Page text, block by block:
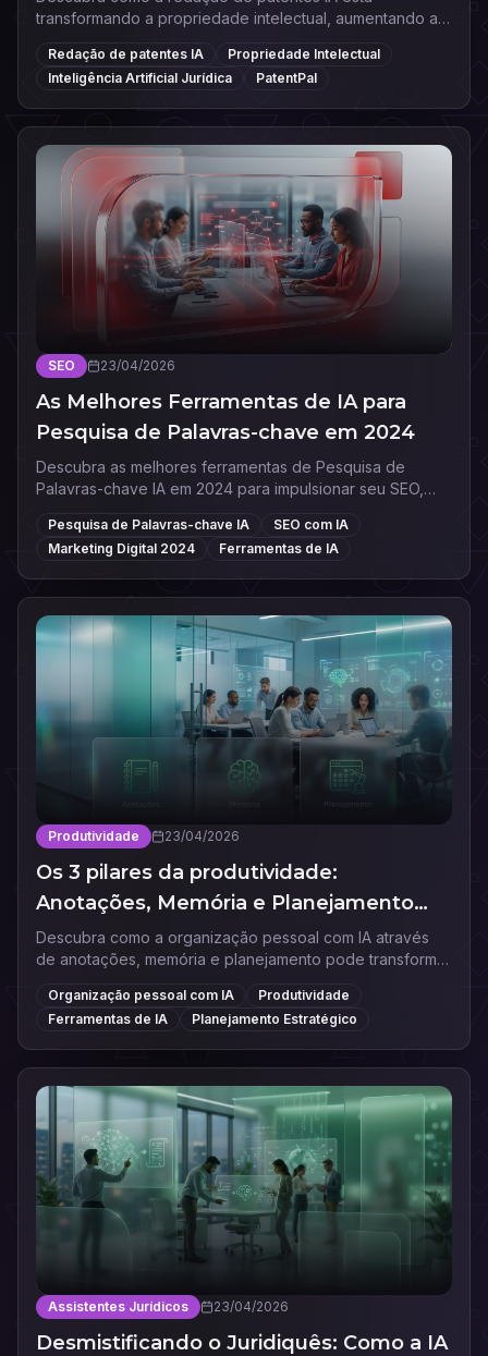
transformando a propriedade intelectual, aumentando a
precisão e reduzindo custos com ferramentas de ponta.
Redação de patentes IA
Propriedade Intelectual
Inteligência Artificial Jurídica
PatentPal
SEO 23/04/2026
As Melhores Ferramentas de IA para
Pesquisa de Palavras-chave em 2024
Descubra as melhores ferramentas de Pesquisa de
Palavras-chave IA em 2024 para impulsionar seu SEO,
automatizar conteúdo e dominar os resultados de busca.
Pesquisa de Palavras-chave IA
SEO com IA
Marketing Digital 2024
Ferramentas de IA
Produtividade 23/04/2026
Os 3 pilares da produtividade:
Anotações, Memória e Planejamento
com IA
Descubra como a organização pessoal com IA através
de anotações, memória e planejamento pode transformar
sua produtividade e otimizar sua rotina digital.
Organização pessoal com IA
Produtividade
Ferramentas de IA
Planejamento Estratégico
Assistentes Jurídicos 23/04/2026
Desmistificando o Juridiquês: Como a IA